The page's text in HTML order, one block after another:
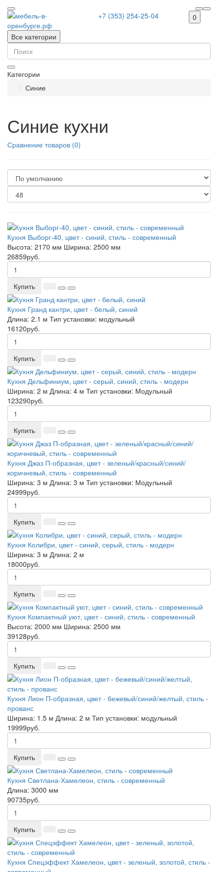
+7 (353) 254-25-04
0
Все категории
Категории
Синие
Синие кухни
Сравнение товаров (0)
Кухня Выборг-40, цвет - синий, стиль - современный
Высота: 2170 мм Ширина: 2500 мм
26859руб.
Купить
Кухня Гранд кантри, цвет - белый, синий
Длина: 2.1 м Тип установки: модульный
16120руб.
Купить
Кухня Дельфиниум, цвет - серый, синий, стиль - модерн
Ширина: 2 м Длина: 4 м Тип установки: Модульный
123290руб.
Купить
Кухня Джаз П-образная, цвет - зеленый/красный/синий/
коричневый, стиль - современный
Ширина: 3 м Длина: 3 м Тип установки: Модульный
24999руб.
Купить
Кухня Колибри, цвет - синий, серый, стиль - модерн
Ширина: 3 м Длина: 2 м
18000руб.
Купить
Кухня Компактный уют, цвет - синий, стиль - современный
Высота: 2000 мм Ширина: 2500 мм
39128руб.
Купить
Кухня Лион П-образная, цвет - бежевый/синий/желтый, стиль -
прованс
Ширина: 1.5 м Длина: 2 м Тип установки: модульный
19999руб.
Купить
Кухня Светлана-Хамелеон, стиль - современный
Длина: 3000 мм
90735руб.
Купить
Кухня Спецэффект Хамелеон, цвет - зеленый, золотой, стиль -